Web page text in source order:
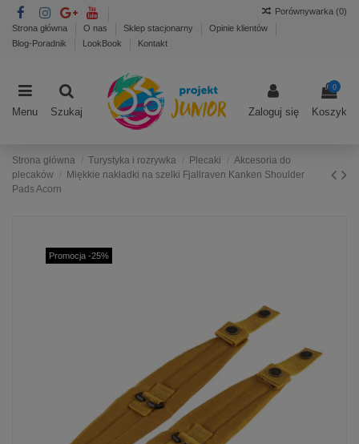
Strona główna O nas Sklep stacjonarny
Opinie klientów
Blog-Poradnik
LookBook Kontakt
Porównywarka (0)
Menu Szukaj Zaloguj się
0
Koszyk
Strona główna Turystyka i rozrywka Plecaki
Akcesoria do
plecaków
Miękkie nakładki na szelki Fjallraven Kanken Shoulder
Pads Acorn
Promocja -25%